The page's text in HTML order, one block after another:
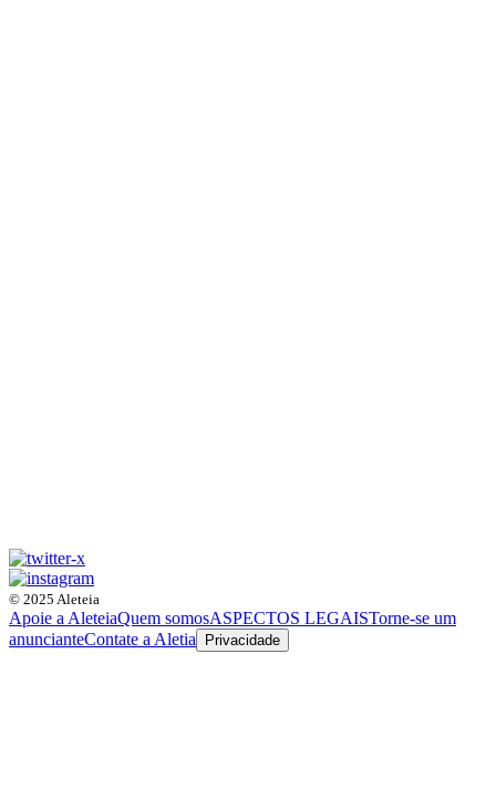
© 2025 Aleteia
Apoie a AleteiaQuem somosASPECTOS LEGAISTorne-se um
anuncianteContate a Aletia Privacidade